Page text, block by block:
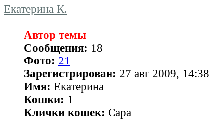
Екатерина К.
Автор темы
Сообщения: 18
Фото: 21
Зарегистрирован: 27 авг 2009, 14:38
Имя: Екатерина
Кошки: 1
Клички кошек: Сара